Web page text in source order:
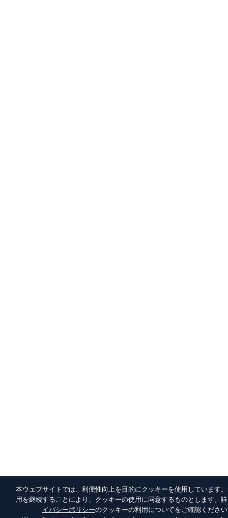
本ウェブサイトでは、利便性向上を目的にクッキーを使用しています
用を継続することにより、クッキーの使用に同意するものとします。
イバシーポリシーのクッキーの利用についてをご確認くださ